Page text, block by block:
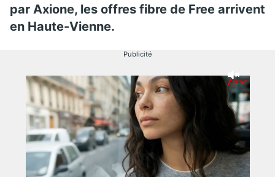
par Axione, les offres fibre de Free arrivent
en Haute-Vienne.
Publicité